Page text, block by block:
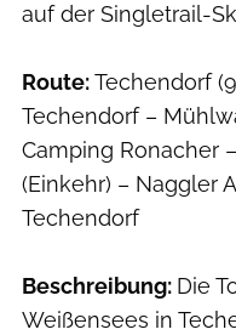
auf der Singletrail-
Route:Techendorf
Techendorf –
Camping Ronacher
(Einkehr) – Naggler
Techendorf
Beschreibung: Die
Weißensees in